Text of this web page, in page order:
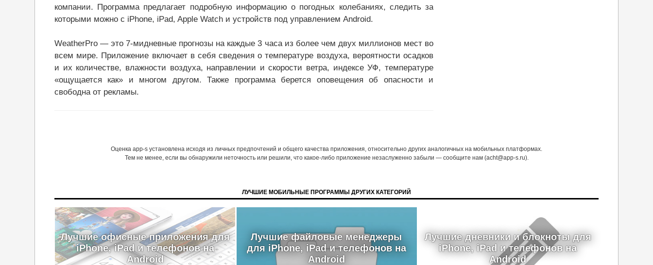
компании. Программа предлагает подробную информацию о погодных колебаниях, следить за
которыми можно с iPhone, iPad, Apple Watch и устройств под управлением Android.
WeatherPro — это 7-мидневные прогнозы на каждые 3 часа из более чем двух миллионов мест во
всем мире. Приложение включает в себя сведения о температуре воздуха, вероятности осадков
и их количестве, влажности воздуха, направлении и скорости ветра, индексе УФ, температуре
«ощущается как» и многом другом. Также программа берется оповещения об опасности и
свободна от рекламы.
Оценка app-s установлена исходя из личных предпочтений и общего качества приложения, относительно других аналогичных на мобильных платформах.
Тем не менее, если вы обнаружили неточность или решили, что какое-либо приложение незаслуженно забыли — сообщите нам (acht@app-s.ru).
ЛУЧШИЕ МОБИЛЬНЫЕ ПРОГРАММЫ ДРУГИХ КАТЕГОРИЙ
Лучшие офисные приложения для
iPhone, iPad и телефонов на
Android
Лучшие файловые менеджеры
для iPhone, iPad и телефонов на
Android
Лучшие дневники и блокноты для
iPhone, iPad и телефонов на
Android